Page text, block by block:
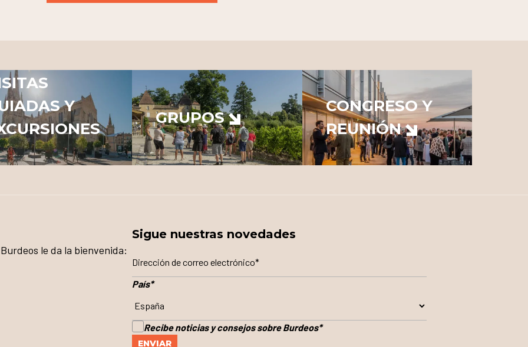
Y
GRUPOS
CONGRESO Y
REUNIÓN
le da la bienvenida:
Sigue nuestras novedades
País*
Recibe noticias y consejos sobre Burdeos*